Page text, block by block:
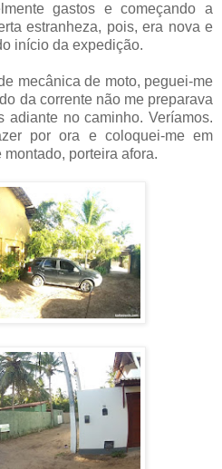
gastos e começando a
estranheza, pois, era nova e
início da expedição.
mecânica de moto, peguei-me
da corrente não me preparava
adiante no caminho. Veríamos.
por ora e coloquei-me em
porteira afora.